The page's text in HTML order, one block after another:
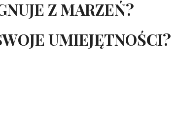
Z MARZEŃ?
UMIEJĘTNOŚCI?